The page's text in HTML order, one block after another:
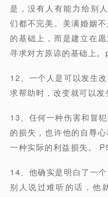
是，没有人有能力给别
们都不完美。美满婚姻
的基础上，而是建立在
寻求对方原谅的基础上。
12、一个人是可以发生
求帮助时，改变就可以
13、任何一种伤害和冒
的损失，也许他的自尊
一种实际的利益损失。
14、他确实是明白了一
别人说过难听的话，他